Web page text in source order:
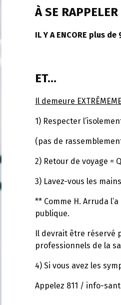
À SE RAPPELER
IL Y A ENCORE plus
ET…
Il demeure
1) Respecter
(pas de
2) Retour de voyage =
3) Lavez-vous les
** Comme H. Arruda
publique.
Il devrait être réservé
professionnels de la
4) Si vous avez les
Appelez 811 / info-